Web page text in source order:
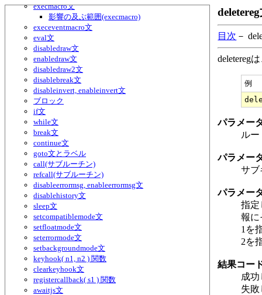
execmacro文
影響の及ぶ範囲(execmacro)
execeventmacro文
eval文
disabledraw文
enabledraw文
disabledraw2文
disablebreak文
disableinvert, enableinvert文
ブロック
if文
while文
break文
continue文
goto文とラベル
call(サブルーチン)
refcall(サブルーチン)
disableerrormsg, enableerrormsg文
disablehistory文
sleep文
setcompatiblemode文
setfloatmode文
seterrormode文
setbackgroundmode文
keyhook( n1, n2 ) 関数
clearkeyhook文
registercallback( s1 ) 関数
awaitjs文
目次 －
deletereg
例
パラメー
ル
パラメー
サブ
パラメー
指定
報に
1を
2を
結果コー
成
失敗